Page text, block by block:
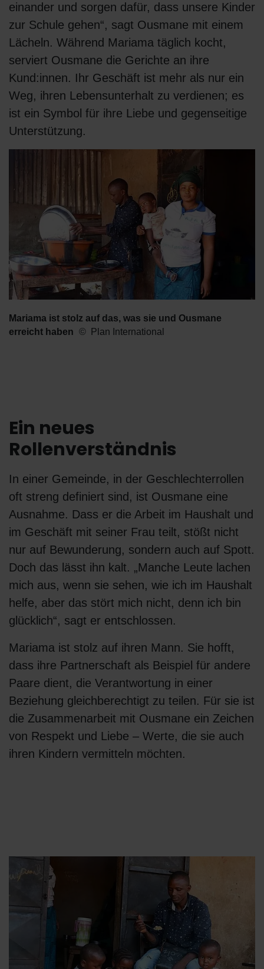
einander und sorgen dafür, dass unsere Kinder
zur Schule gehen“, sagt Ousmane mit einem
Lächeln. Während Mariama täglich kocht,
serviert Ousmane die Gerichte an ihre
Kund:innen. Ihr Geschäft ist mehr als nur ein
Weg, ihren Lebensunterhalt zu verdienen; es
ist ein Symbol für ihre Liebe und gegenseitige
Unterstützung.
Mariama ist stolz auf das, was sie und Ousmane
erreicht haben
Plan International
Ein neues
Rollenverständnis
In einer Gemeinde, in der Geschlechterrollen
oft streng definiert sind, ist Ousmane eine
Ausnahme. Dass er die Arbeit im Haushalt und
im Geschäft mit seiner Frau teilt, stößt nicht
nur auf Bewunderung, sondern auch auf Spott.
Doch das lässt ihn kalt. „Manche Leute lachen
mich aus, wenn sie sehen, wie ich im Haushalt
helfe, aber das stört mich nicht, denn ich bin
glücklich“, sagt er entschlossen.
Mariama ist stolz auf ihren Mann. Sie hofft,
dass ihre Partnerschaft als Beispiel für andere
Paare dient, die Verantwortung in einer
Beziehung gleichberechtigt zu teilen. Für sie ist
die Zusammenarbeit mit Ousmane ein Zeichen
von Respekt und Liebe – Werte, die sie auch
ihren Kindern vermitteln möchten.